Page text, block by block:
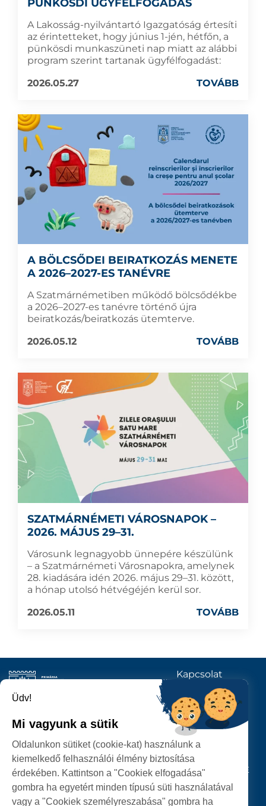
PÜNKÖSDI ÜGYFÉLFOGADÁS
A Lakosság-nyilvántartó Igazgatóság értesíti
az érintetteket, hogy június 1-jén, hétfőn, a
pünkösdi munkaszüneti nap miatt az alábbi
program szerint tartanak ügyfélfogadást:
2026.05.27
TOVÁBB
A BÖLCSŐDEI BEIRATKOZÁS MENETE
A 2026–2027-ES TANÉVRE
A Szatmárnémetiben működő bölcsődékbe
a 2026–2027-es tanévre történő újra
beiratkozás/beiratkozás ütemterve.
2026.05.12
TOVÁBB
SZATMÁRNÉMETI VÁROSNAPOK –
2026. MÁJUS 29–31.
Városunk legnagyobb ünnepére készülünk
– a Szatmárnémeti Városnapokra, amelynek
28. kiadására idén 2026. május 29–31. között,
a hónap utolsó hétvégéjén kerül sor.
2026.05.11
TOVÁBB
SZEMÉLYES ADATOK VÉDELME
SZATMÁRNÉMETI
POLGÁRMESTERI HIVATAL
P-ȚA 25 OCTOMBRIE, NR. 1 CORP M, 440026 SATU MARE
Kapcsolat
KÖVESSENEK
Üdv!
Mi vagyunk a sütik
Oldalunkon sütiket (cookie-kat) használunk a
kiemelkedő felhasználói élmény biztosítása
érdekében. Kattintson a "Cookiek elfogadása"
gombra ha egyetért minden típusú süti használatával
vagy a "Cookiek személyreszabása" gombra ha